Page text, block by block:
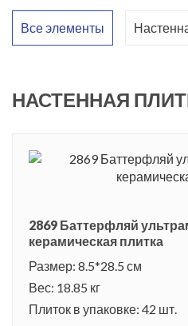
Все элементы
НАСТЕННАЯ
2869 Баттерфляй
керамическая плитка
Размер: 8.5*28.5 см
Вес: 18.85 кг
Плиток в упаковке: 42 шт.